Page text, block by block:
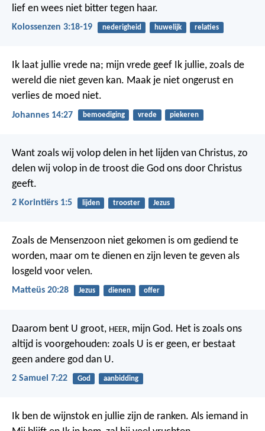
lief en wees niet bitter tegen haar.
Kolossenzen 3:18-19 nederigheid huwelijk relaties
Ik laat jullie vrede na; mijn vrede geef Ik jullie, zoals de
wereld die niet geven kan. Maak je niet ongerust en
verlies de moed niet.
Johannes 14:27 bemoediging vrede piekeren
Want zoals wij volop delen in het lijden van Christus, zo
delen wij volop in de troost die God ons door Christus
geeft.
2 Korintiërs 1:5 lijden trooster Jezus
Zoals de Mensenzoon niet gekomen is om gediend te
worden, maar om te dienen en zijn leven te geven als
losgeld voor velen.
Matteüs 20:28 Jezus dienen offer
Daarom bent U groot, HEER, mijn God. Het is zoals ons
altijd is voorgehouden: zoals U is er geen, er bestaat
geen andere god dan U.
2 Samuel 7:22 God aanbidding
Ik ben de wijnstok en jullie zijn de ranken. Als iemand in